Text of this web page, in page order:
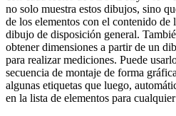
no solo muestra estos dibujos, sino
de los elementos con el contenido de
dibujo de disposición general.
obtener dimensiones a partir de un
para realizar mediciones. Puede
secuencia de montaje de forma
algunas etiquetas que luego,
en la lista de elementos para